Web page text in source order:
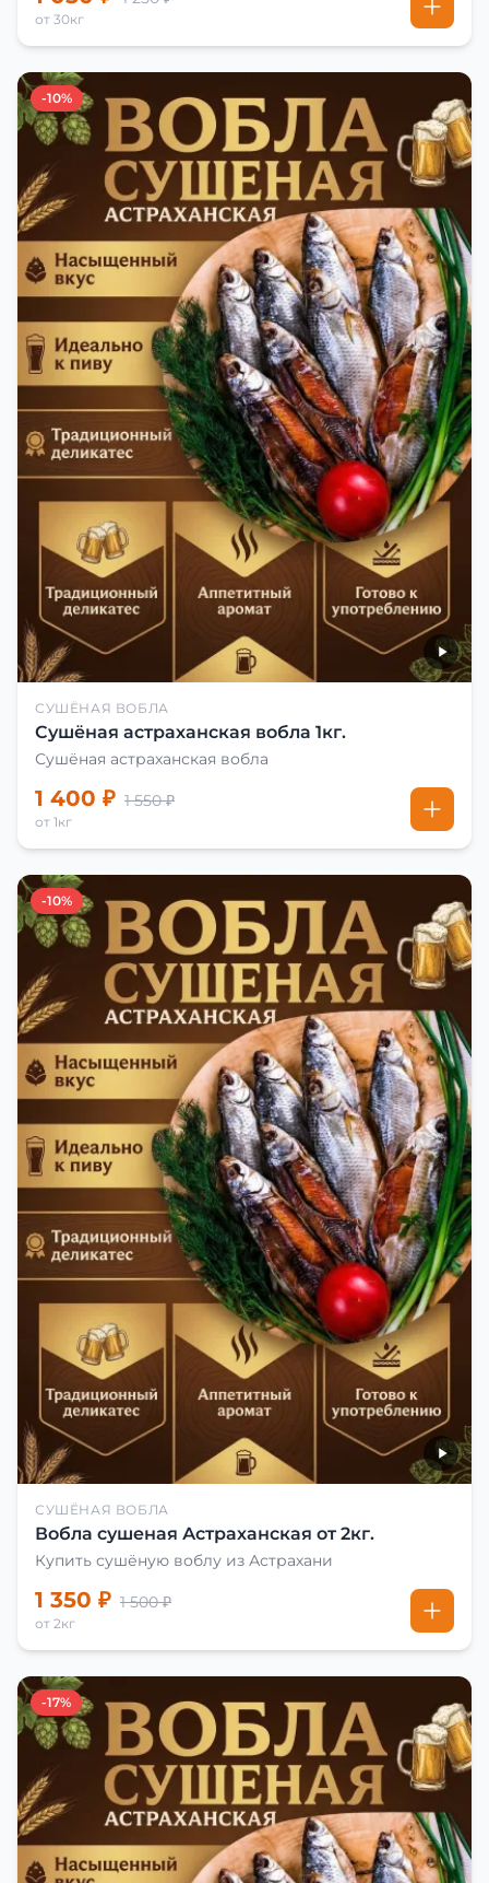
от 30кг
-10%
СУШЁНАЯ ВОБЛА
Сушёная астраханская вобла 1кг.
Сушёная астраханская вобла
1 400 ₽ 1 550 ₽
от 1кг
-10%
СУШЁНАЯ ВОБЛА
Вобла сушеная Астраханская от 2кг.
Купить сушёную воблу из Астрахани
1 350 ₽ 1 500 ₽
от 2кг
-17%